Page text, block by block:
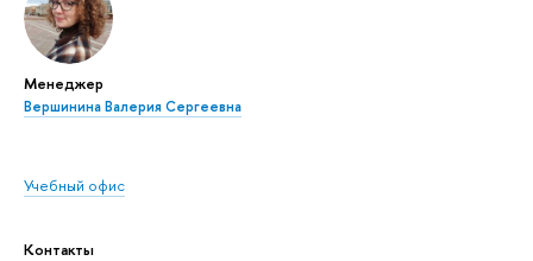
Менеджер
Вершинина Валерия Сергеевна
Учебный офис
Контакты